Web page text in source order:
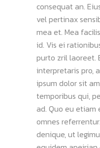
consequat an.
vel pertinax
mea et. Mea
id. Vis ei
purto zril laoreet.
interpretaris pro,
ipsum dolor sit
temporibus qui,
ad. Quo eu etiam
omnes
denique, ut